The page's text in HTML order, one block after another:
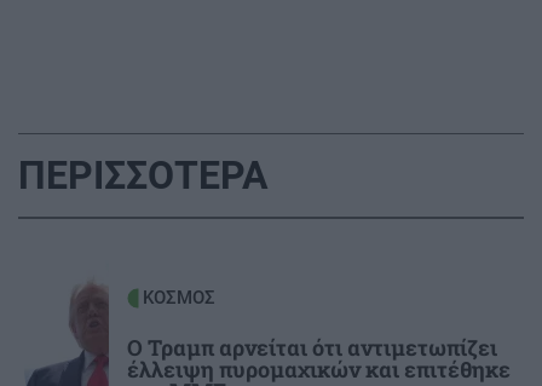
σιωπής
15:33
ΚΡΗΤΗ
15:24
ΑΥΤΟΔΙΟΙΚΗΣΗ
Ηράκλειο: Στην τελική ευθεία η τριτοβάθμια
ΠΕΡΙΣΣΟΤΕΡΑ
ΚΟΣΜΟΣ
Ο Τραμπ αρνείται ότι αντιμετωπίζει
έλλειψη πυρομαχικών και επιτέθηκε